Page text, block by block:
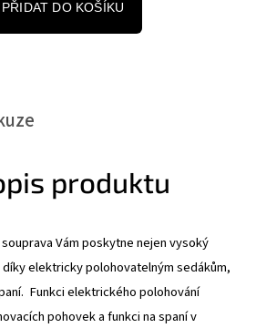
PŘIDAT DO KOŠÍKU
produktu
Vám poskytne nejen vysoký
elektricky polohovatelným sedákům,
Funkci elektrického polohování
pohovek a funkci na spaní v